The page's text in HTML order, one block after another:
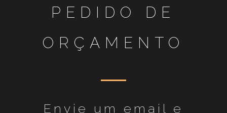
PEDIDO DE
ORÇAMENTO
Envie um email e